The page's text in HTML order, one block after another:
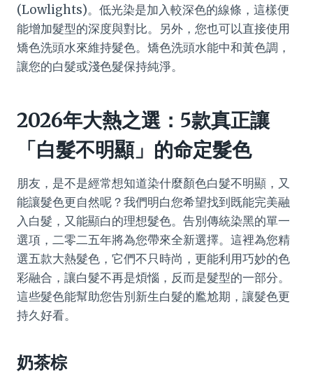
(Lowlights)。低光染是加入較深色的線條，這樣便
能增加髮型的深度與對比。另外，您也可以直接使用
矯色洗頭水來維持髮色。矯色洗頭水能中和黃色調，
讓您的白髮或淺色髮保持純淨。
2026年大熱之選：5款真正讓
「白髮不明顯」的命定髮色
朋友，是不是經常想知道染什麼顏色白髮不明顯，又
能讓髮色更自然呢？我們明白您希望找到既能完美融
入白髮，又能顯白的理想髮色。告別傳統染黑的單一
選項，二零二五年將為您帶來全新選擇。這裡為您精
選五款大熱髮色，它們不只時尚，更能利用巧妙的色
彩融合，讓白髮不再是煩惱，反而是髮型的一部分。
這些髮色能幫助您告別新生白髮的尷尬期，讓髮色更
持久好看。
奶茶棕